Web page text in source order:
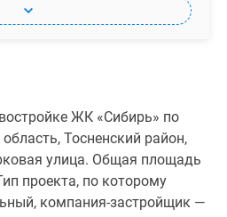
ЖК «Сибирь» по
Тосненский район,
улица. Общая площадь
проекта, по которому
компания-застройщик —